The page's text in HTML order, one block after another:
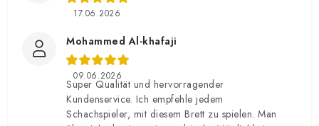
17.06.2026
Mohammed Al-khafaji
09.06.2026
Super Qualität und hervorragender
Kundenservice. Ich empfehle jedem
Schachspieler, mit diesem Brett zu spielen. Man